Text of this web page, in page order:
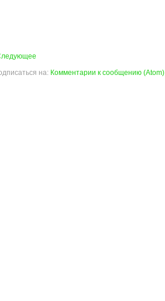
на: Комментарии к сообщению (Atom)